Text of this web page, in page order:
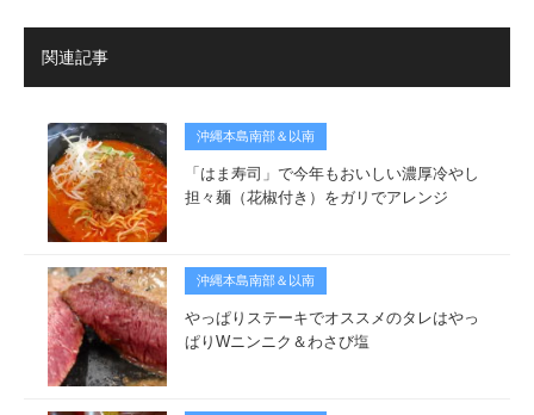
関連記事
沖縄本島南部＆以南
「はま寿司」で今年もおいしい濃厚冷やし
担々麺（花椒付き）をガリでアレンジ
沖縄本島南部＆以南
やっぱりステーキでオススメのタレはやっ
ぱりWニンニク＆わさび塩